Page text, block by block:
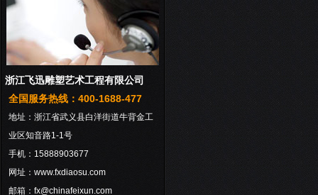
浙江飞迅雕塑艺术工程有限公司
全国服务热线：400-1688-477
地址：浙江省武义县白洋街道牛背金工
业区知音路1-1号
手机：15888903677
网址：www.fxdiaosu.com
邮箱：fx@chinafeixun.com